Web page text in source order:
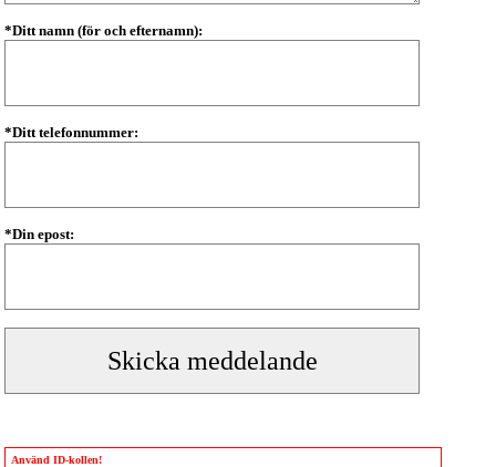
*Ditt namn (för och efternamn):
*Ditt telefonnummer:
*Din epost:
Använd ID-kollen!